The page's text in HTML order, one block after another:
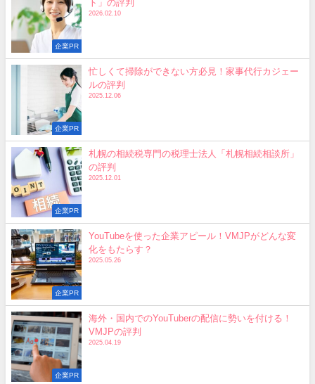
企業PR
ト」の評判
2026.02.10
企業PR
忙しくて掃除ができない方必見！家事代行カジェー
ルの評判
2025.12.06
企業PR
札幌の相続税専門の税理士法人「札幌相続相談所」
の評判
2025.12.01
企業PR
YouTubeを使った企業アピール！VMJPがどんな変
化をもたらす？
2025.05.26
企業PR
海外・国内でのYouTuberの配信に勢いを付ける！
VMJPの評判
2025.04.19